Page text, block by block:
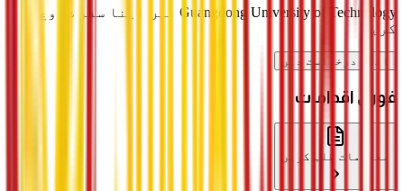
Guangdong University of Technology میں اپنا سفر شروع
کریں
ابھی درخواست دیں
فوری اقدامات
معلومات طلب کریں